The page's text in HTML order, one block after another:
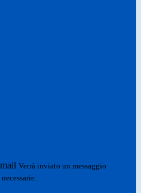
Verrà inviato un messaggio